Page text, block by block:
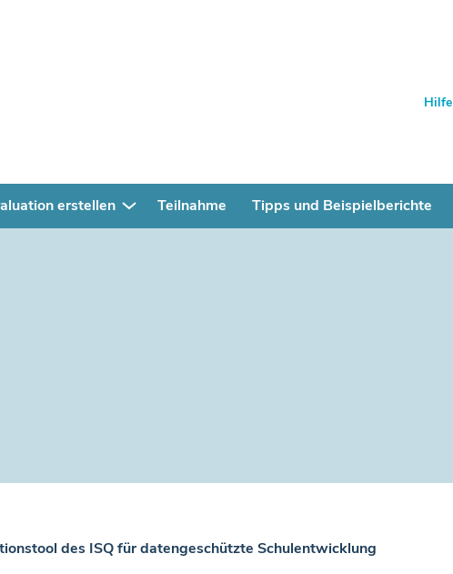
Hilfe
erstellen Teilnahme Tipps und Beispielberichte
des ISQ für datengeschützte Schulentwicklung